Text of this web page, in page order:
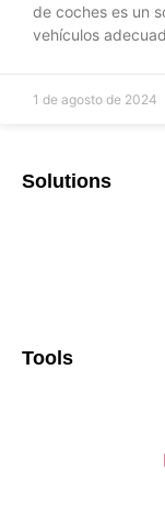
de coches es un
vehículos
1 de agosto de 2024
Solutions
Tools